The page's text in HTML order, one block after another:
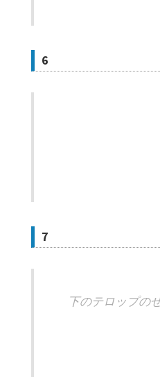
6
7
下のテロップの